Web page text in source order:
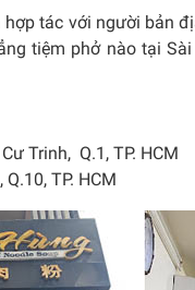
tác với người bản
tiệm phở nào tại
Trinh, Q.1, TP. HCM
TP. HCM